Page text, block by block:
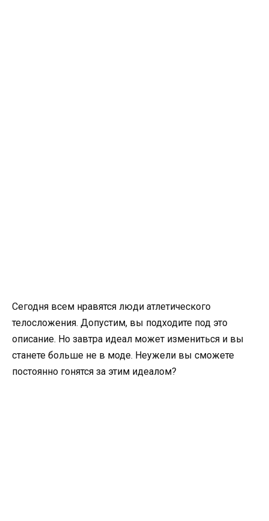
Сегодня всем нравятся люди атлетического
телосложения. Допустим, вы подходите под это
описание. Но завтра идеал может измениться и вы
станете больше не в моде. Неужели вы сможете
постоянно гонятся за этим идеалом?